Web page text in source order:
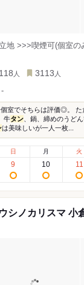
地 >>>喫煙可(個室の
118 人 3113 人
-
個室でそちらは評価◎。
牛タン 、鍋、締めのうど
は美味しいが一人一枚...
日
9
月
10
火
11
シノカリスマ 小